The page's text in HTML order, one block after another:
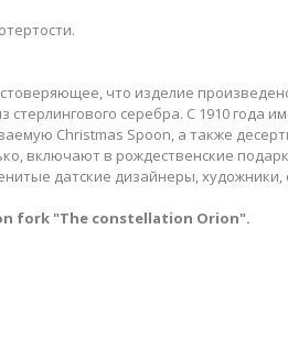
что изделие
стерлингового серебра. С 1910 года
Christmas Spoon, а также
включают в рождественские
датские дизайнеры, художники,
fork "The constellation Orion​".